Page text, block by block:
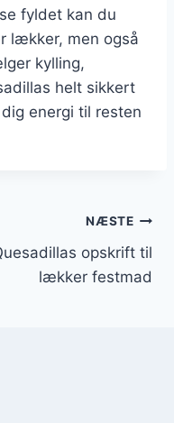
fyldet kan du
lækker, men også
kylling,
helt sikkert
energi til resten
NÆSTE
opskrift til
lækker festmad